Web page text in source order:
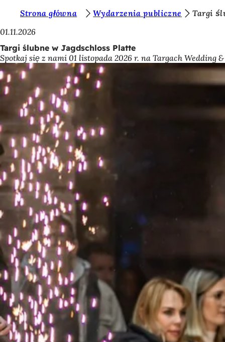
Przejdź do treści
e
s
t
e
ś
u
t
a
j
:
Strona główna Wydarzenia publiczne
Targi
01.11.2026
Targi ślubne w Jagdschloss Platte
Spotkaj się z nami 01 listopada 2026 r. na Targach